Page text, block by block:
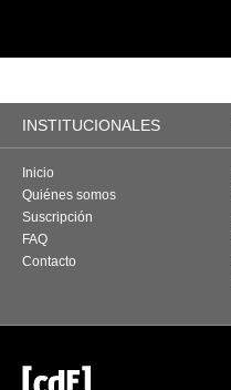
INSTITUCIONALES
Inicio
Quiénes somos
Suscripción
FAQ
Contacto